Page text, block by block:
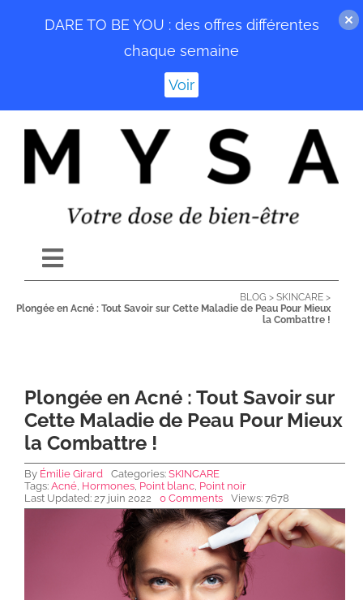
contenu
Toggle
Navigation
ACCUEIL
NEWS DE FOREO
SKINCARE
SANTÉ & BIEN-ÊTRE
BLOG > SKINCARE >
Plongée en Acné : Tout Savoir sur Cette Maladie de Peau Pour Mieux
la Combattre !
Plongée en Acné : Tout Savoir sur
Cette Maladie de Peau Pour Mieux
la Combattre !
By Émilie Girard Categories: SKINCARE
Tags: Acné Hormones Point blanc Point noir
Last Updated: 27 juin 2022
0 Comments Views: 7678
DARE TO BE YOU : des offres différentes
chaque semaine
Voir